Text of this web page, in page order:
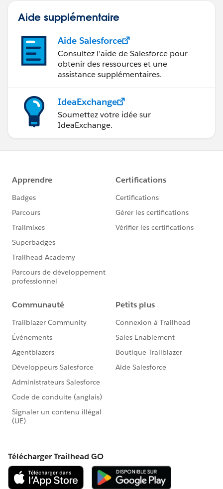
Aide supplémentaire
Aide Salesforce
Consultez l’aide de Salesforce pour
obtenir des ressources et une
assistance supplémentaires.
IdeaExchange
Soumettez votre idée sur
IdeaExchange.